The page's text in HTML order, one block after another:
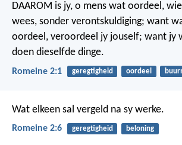
DAAROM is jy, o mens wat oordeel,
wees, sonder verontskuldiging; want
oordeel, veroordeel jy jouself; want jy
doen dieselfde dinge.
Romeine 2:1 geregtigheid oordeel
Wat elkeen sal vergeld na sy werke.
Romeine 2:6 geregtigheid beloning